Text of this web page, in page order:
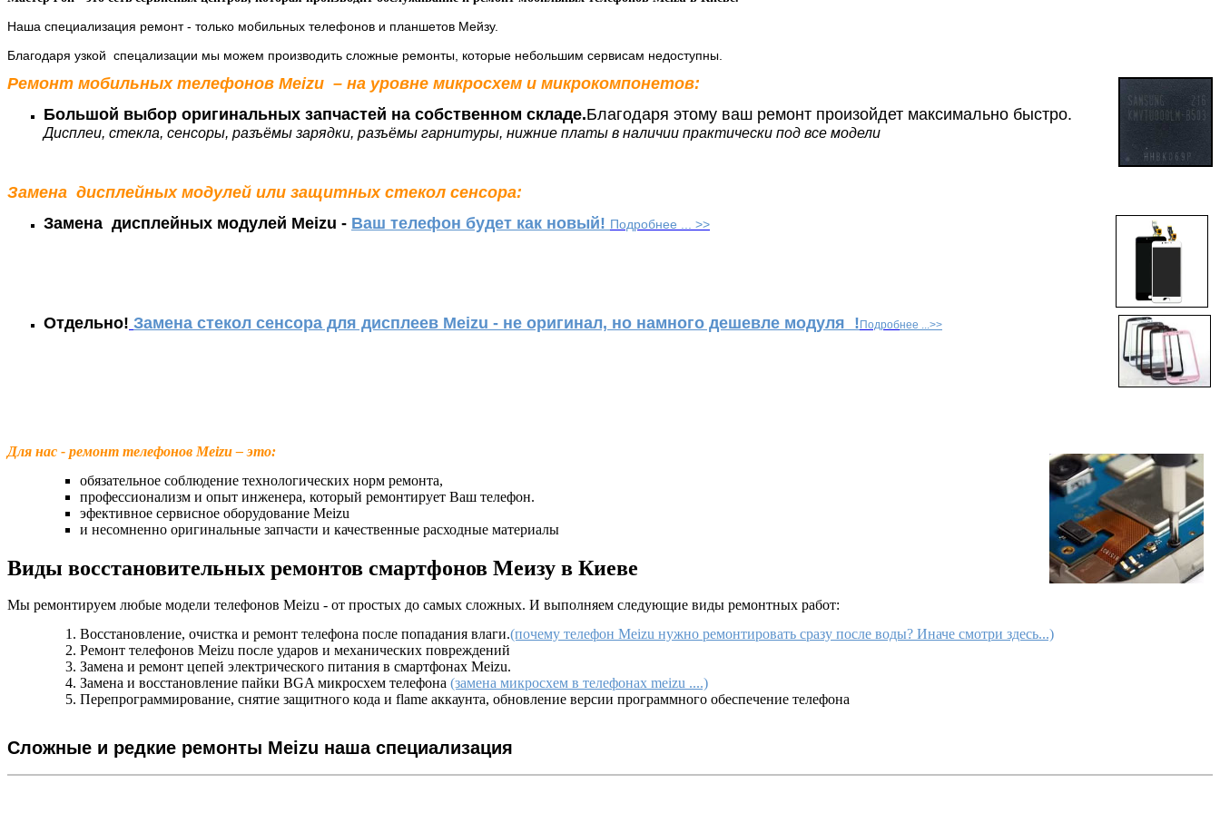
Наша специализация ремонт - только мобильных телефонов и планшетов Мейзу.
Благодаря узкой спецализации мы можем производить сложные ремонты, которые небольшим сервисам недоступны.
Ремонт мобильных телефонов Meizu – на уровне микросхем и микрокомпонетов:
Большой выбор оригинальных запчастей на собственном складе.Благодаря этому ваш ремонт произойдет максимально быстро.
Дисплеи, стекла, сенсоры, разъёмы зарядки, разъёмы гарнитуры, нижние платы в наличии практически под все модели
Замена дисплейных модулей или защитных стекол сенсора:
Замена дисплейных модулей Meizu - Ваш телефон будет как новый! Подробнее ... >>
Отдельно! Замена стекол сенсора для дисплеев Meizu - не оригинал, но намного дешевле модуля !Подробнее ...>>
Для нас - ремонт телефонов Meizu – это:
обязательное соблюдение технологических норм ремонта,
профессионализм и опыт инженера, который ремонтирует Ваш телефон.
эфективное сервисное оборудование Meizu
и несомненно оригинальные запчасти и качественные расходные материалы
Виды восстановительных ремонтов смартфонов Меизу в Киеве
Мы ремонтируем любые модели телефонов Meizu - от простых до самых сложных. И выполняем следующие виды ремонтных работ:
Восстановление, очистка и ремонт телефона после попадания влаги.(почему телефон Meizu нужно ремонтировать сразу после воды? Иначе смотри здесь...)
Ремонт телефонов Meizu после ударов и механических повреждений
Замена и ремонт цепей электрического питания в смартфонах Meizu.
Замена и восстановление пайки BGA микросхем телефона (замена микросхем в телефонах meizu ....)
Перепрограммирование, снятие защитного кода и flame аккаунта, обновление версии программного обеспечение телефона
Сложные и редкие ремонты Meizu наша специализация